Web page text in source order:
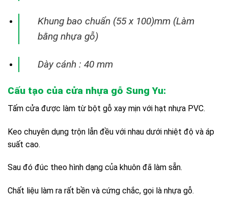
Khung bao chuẩn (55 x 100)mm (Làm
bằng nhựa gỗ)
Dày cánh : 40 mm
Cấu tạo của cửa nhựa gỗ Sung Yu:
Tấm cửa được làm từ bột gỗ xay mịn với hạt nhựa PVC.
Keo chuyên dụng trộn lẫn đều với nhau dưới nhiệt độ và áp
suất cao.
Sau đó đúc theo hình dạng của khuôn đã làm sẵn.
Chất liệu làm ra rất bền và cứng chắc, gọi là nhựa gỗ.